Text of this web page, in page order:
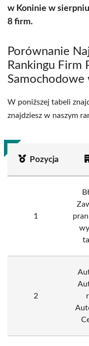
w Koninie w
8 firm.
Porównanie
Rankingu Firm
Samochodowe
W poniższej tabeli
znajdziesz w naszym
Pozycja
1
2